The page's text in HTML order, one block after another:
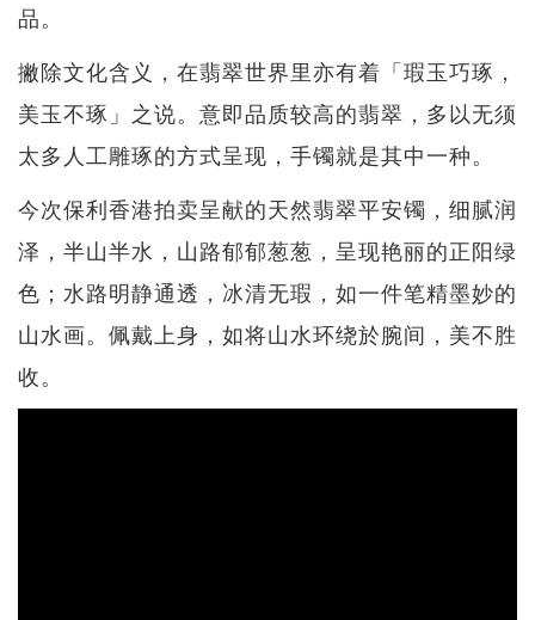
品。
撇除文化含义，在翡翠世界里亦有着「瑕玉巧琢，
美玉不琢」之说。意即品质较高的翡翠，多以无须
太多人工雕琢的方式呈现，手镯就是其中一种。
今次保利香港拍卖呈献的天然翡翠平安镯，细腻润
泽，半山半水，山路郁郁葱葱，呈现艳丽的正阳绿
色；水路明静通透，冰清无瑕，如一件笔精墨妙的
山水画。佩戴上身，如将山水环绕於腕间，美不胜
收。